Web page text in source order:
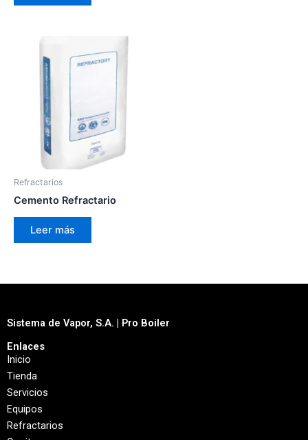
Refractarios
Cemento Refractario
Leer más
Sistema de Vapor, S.A. | Pro Boiler
Enlaces
Inicio
Tienda
Servicios
Equipos
Refractarios